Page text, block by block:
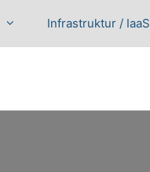
Infrastruktur / IaaS